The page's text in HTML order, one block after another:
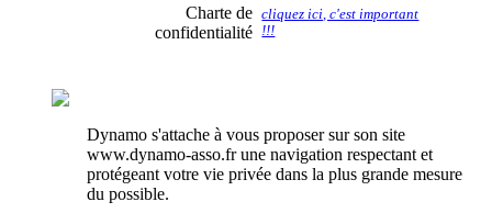
Charte de
confidentialité
cliquez ici, c'est important
!!!
Dynamo s'attache à vous proposer sur son site
www.dynamo-asso.fr une navigation respectant et
protégeant votre vie privée dans la plus grande mesure
du possible.